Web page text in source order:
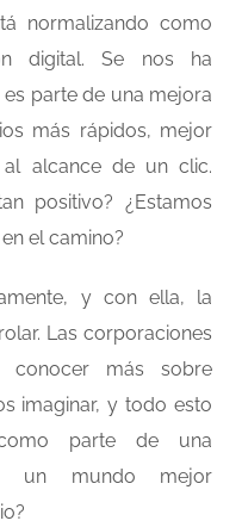
normalizando como
digital. Se nos ha
parte de una mejora
más rápidos, mejor
al alcance de un clic.
positivo? ¿Estamos
el camino?
y con ella, la
Las corporaciones
más sobre
imaginar, y todo esto
parte de una
un mundo mejor